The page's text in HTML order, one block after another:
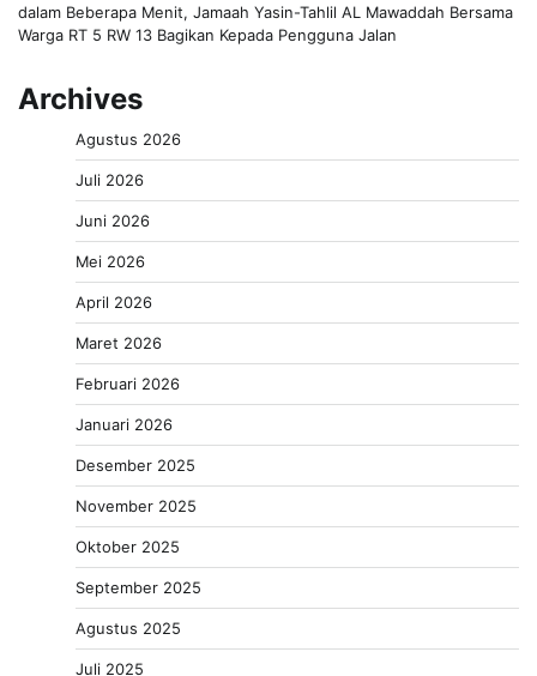
dalam Beberapa Menit, Jamaah Yasin-Tahlil AL Mawaddah Bersama
Warga RT 5 RW 13 Bagikan Kepada Pengguna Jalan
Archives
Agustus 2026
Juli 2026
Juni 2026
Mei 2026
April 2026
Maret 2026
Februari 2026
Januari 2026
Desember 2025
November 2025
Oktober 2025
September 2025
Agustus 2025
Juli 2025